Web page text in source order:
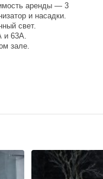
аренды — 3
и насадки.
свет.
и 63А.
зале.